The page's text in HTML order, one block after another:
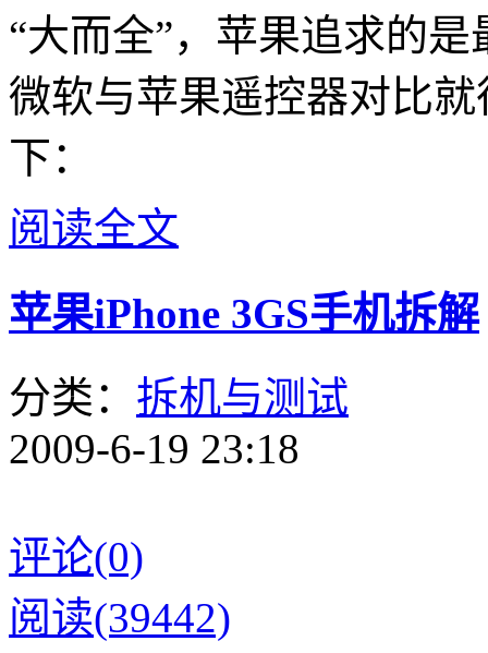
“大而全”，苹果追求的
微软与苹果遥控器对比
下：
阅读全文
苹果iPhone 3GS手机拆解
分类： 拆机与测试
2009-6-19 23:18
评论(0)
阅读(39442)